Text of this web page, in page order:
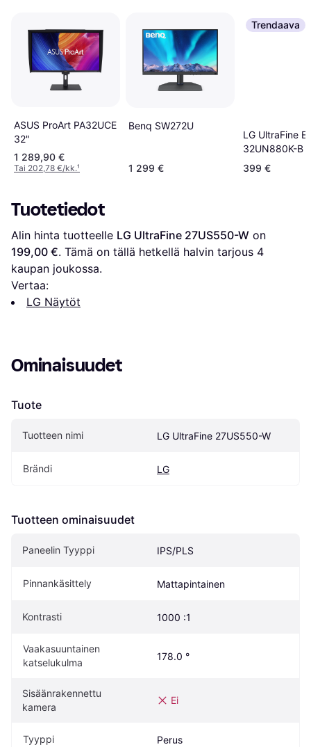
ASUS ProArt PA32UCE
32"
1 289,90 €
Tai 202,78 €/kk.¹
Benq SW272U
1 299 €
Trendaava
LG UltraFine
32UN880K-B
399 €
Tuotetiedot
Alin hinta tuotteelle LG UltraFine 27US550-W
199,00 €. Tämä on tällä hetkellä halvin tarjous 4
kaupan joukossa.
Vertaa:
LG Näytöt
Ominaisuudet
Tuote
Tuotteen nimi LG UltraFine 27US550-W
Brändi LG
Tuotteen ominaisuudet
Paneelin Tyyppi IPS/PLS
Pinnankäsittely Mattapintainen
Kontrasti 1000 :1
Vaakasuuntainen
katselukulma
178.0 °
Sisäänrakennettu
kamera
Ei
Tyyppi Perus